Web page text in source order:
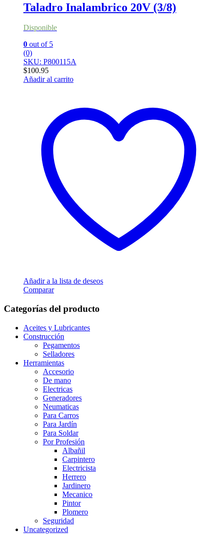
Taladro Inalambrico 20V (3/8)
Disponible
0 out of 5
(0)
SKU: P800115A
$100.95
Añadir al carrito
Añadir a la lista de deseos
Comparar
Categorías del producto
Aceites y Lubricantes
Construcción
Pegamentos
Selladores
Herramientas
Accesorio
De mano
Electricas
Generadores
Neumaticas
Para Carros
Para Jardín
Para Soldar
Por Profesión
Albañil
Carpintero
Electricista
Herrero
Jardinero
Mecanico
Pintor
Plomero
Seguridad
Uncategorized